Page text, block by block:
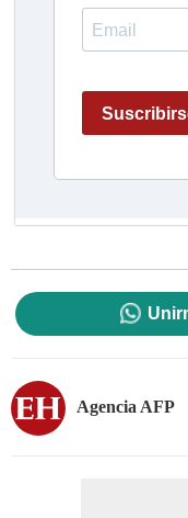
Agencia AFP